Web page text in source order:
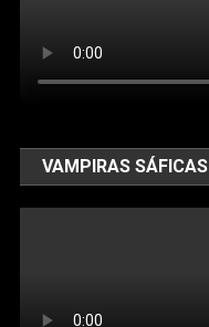
VAMPIRAS SÁFICAS